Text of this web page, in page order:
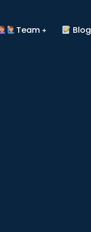
Team Blog